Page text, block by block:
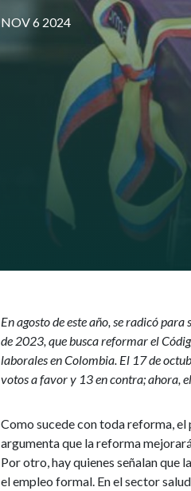
NOV 6 2024
En agosto de este año, se radicó
de 2023, que busca reformar el
laborales en Colombia. El 17 de
votos a favor y 13 en contra; ahora,
Como sucede con toda reforma,
argumenta que la reforma
Por otro, hay quienes señalan que
el empleo formal. En el sector